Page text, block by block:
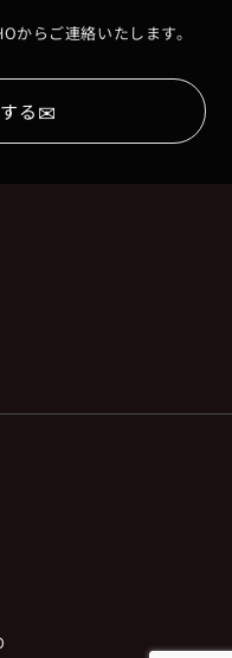
からご連絡いたします。
る✉